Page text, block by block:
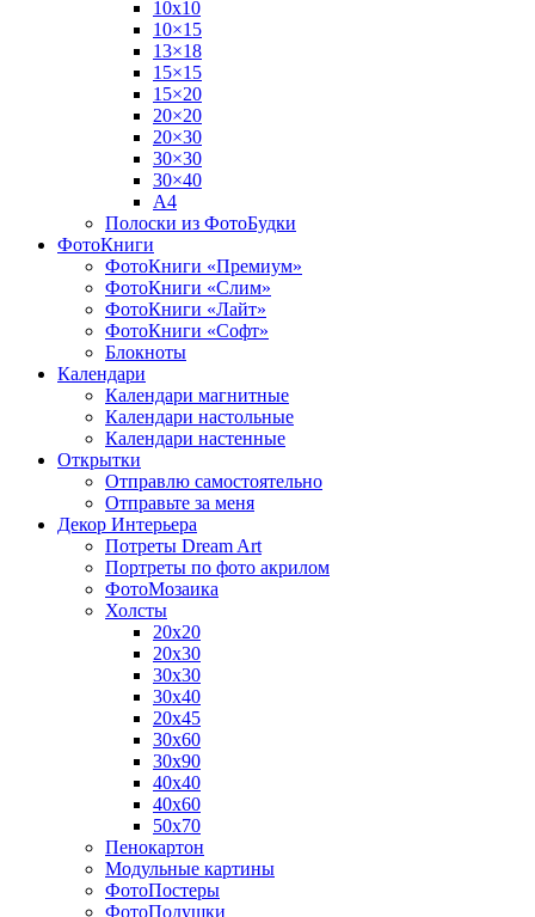
10х10
10×15
13×18
15×15
15×20
20×20
20×30
30×30
30×40
A4
Полоски из ФотоБудки
ФотоКниги
ФотоКниги «Премиум»
ФотоКниги «Слим»
ФотоКниги «Лайт»
ФотоКниги «Софт»
Блокноты
Календари
Календари магнитные
Календари настольные
Календари настенные
Открытки
Отправлю самостоятельно
Отправьте за меня
Декор Интерьера
Потреты Dream Art
Портреты по фото акрилом
ФотоМозаика
Холсты
20х20
20х30
30х30
30х40
20х45
30х60
30х90
40х40
40х60
50х70
Пенокартон
Модульные картины
ФотоПостеры
ФотоПодушки